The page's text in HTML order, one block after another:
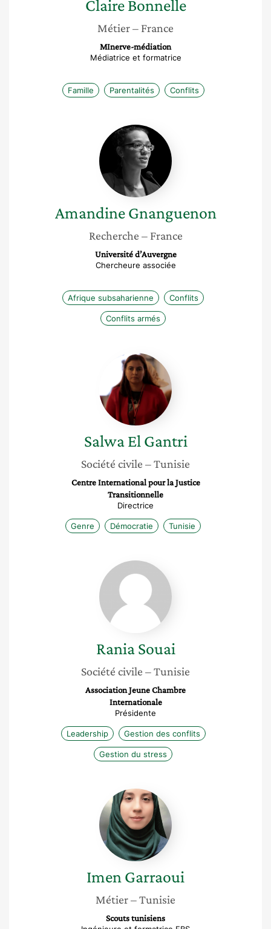
Claire Bonnelle
Métier– France
MInerve-médiation
Médiatrice et formatrice
Famille Parentalités Conflits
Amandine
Gnanguenon
Amandine Gnanguenon
Recherche – France
Université d’Auvergne
Chercheure associée
Afrique subsaharienne Conflits
Conflits armés
Salwa
El
Gantri
Salwa El Gantri
Société civile – Tunisie
Centre International pour la Justice
Transitionnelle
Directrice
Genre Démocratie Tunisie
Rania
Souai
Rania Souai
Société civile – Tunisie
Association Jeune Chambre
Internationale
Présidente
Leadership Gestion des conflits
Gestion du stress
Imen
Garraoui
Imen Garraoui
Métier– Tunisie
Scouts tunisiens